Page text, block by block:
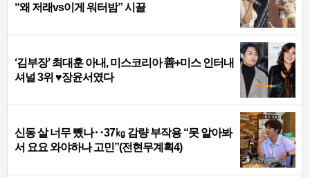
“왜 저래vs이게 워터밤” 시끌
‘김부장’ 최대훈 아내, 미스코리아 善+미스 인터내
셔널 3위 ♥장윤서였다
신동 살 너무 뺐나‥37㎏ 감량 부작용 “못 알아봐
서 요요 와야하나 고민”(전현무계획4)